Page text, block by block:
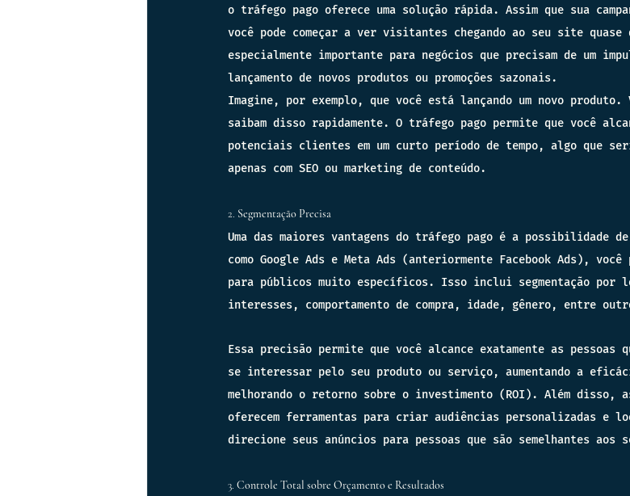
o tráfego pago oferece uma solução rápida. Assim que sua
você pode começar a ver visitantes chegando ao seu site quase
especialmente importante para negócios que precisam de um
lançamento de novos produtos ou promoções sazonais.
Imagine, por exemplo, que você está lançando um novo produto.
saibam disso rapidamente. O tráfego pago permite que você
potenciais clientes em um curto período de tempo, algo que
apenas com SEO ou marketing de conteúdo.
2. Segmentação Precisa
Uma das maiores vantagens do tráfego pago é a possibilidade de
como Google Ads e Meta Ads (anteriormente Facebook Ads),
para públicos muito específicos. Isso inclui segmentação por
interesses, comportamento de compra, idade, gênero, entre
Essa precisão permite que você alcance exatamente as pessoas
se interessar pelo seu produto ou serviço, aumentando a
melhorando o retorno sobre o investimento (ROI). Além disso,
oferecem ferramentas para criar audiências personalizadas e
direcione seus anúncios para pessoas que são semelhantes aos
3. Controle Total sobre Orçamento e Resultados